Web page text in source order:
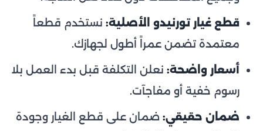
قطع غيار تورنيدو الأصلية: نستخدم قطعاً
معتمدة تضمن عمراً أطول لجهازك.
أسعار واضحة: نعلن التكلفة قبل بدء العمل بلا
رسوم خفية أو مفاجآت.
ضمان حقيقي: ضمان على قطع الغيار وجودة